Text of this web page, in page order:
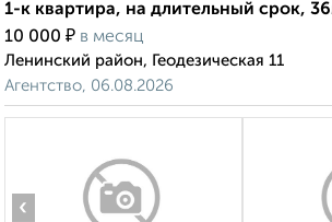
1-к квартира, на длительный срок,
10 000 ₽ в месяц
Ленинский район, Геодезическая 11
Агентство, 06.08.2026
‹